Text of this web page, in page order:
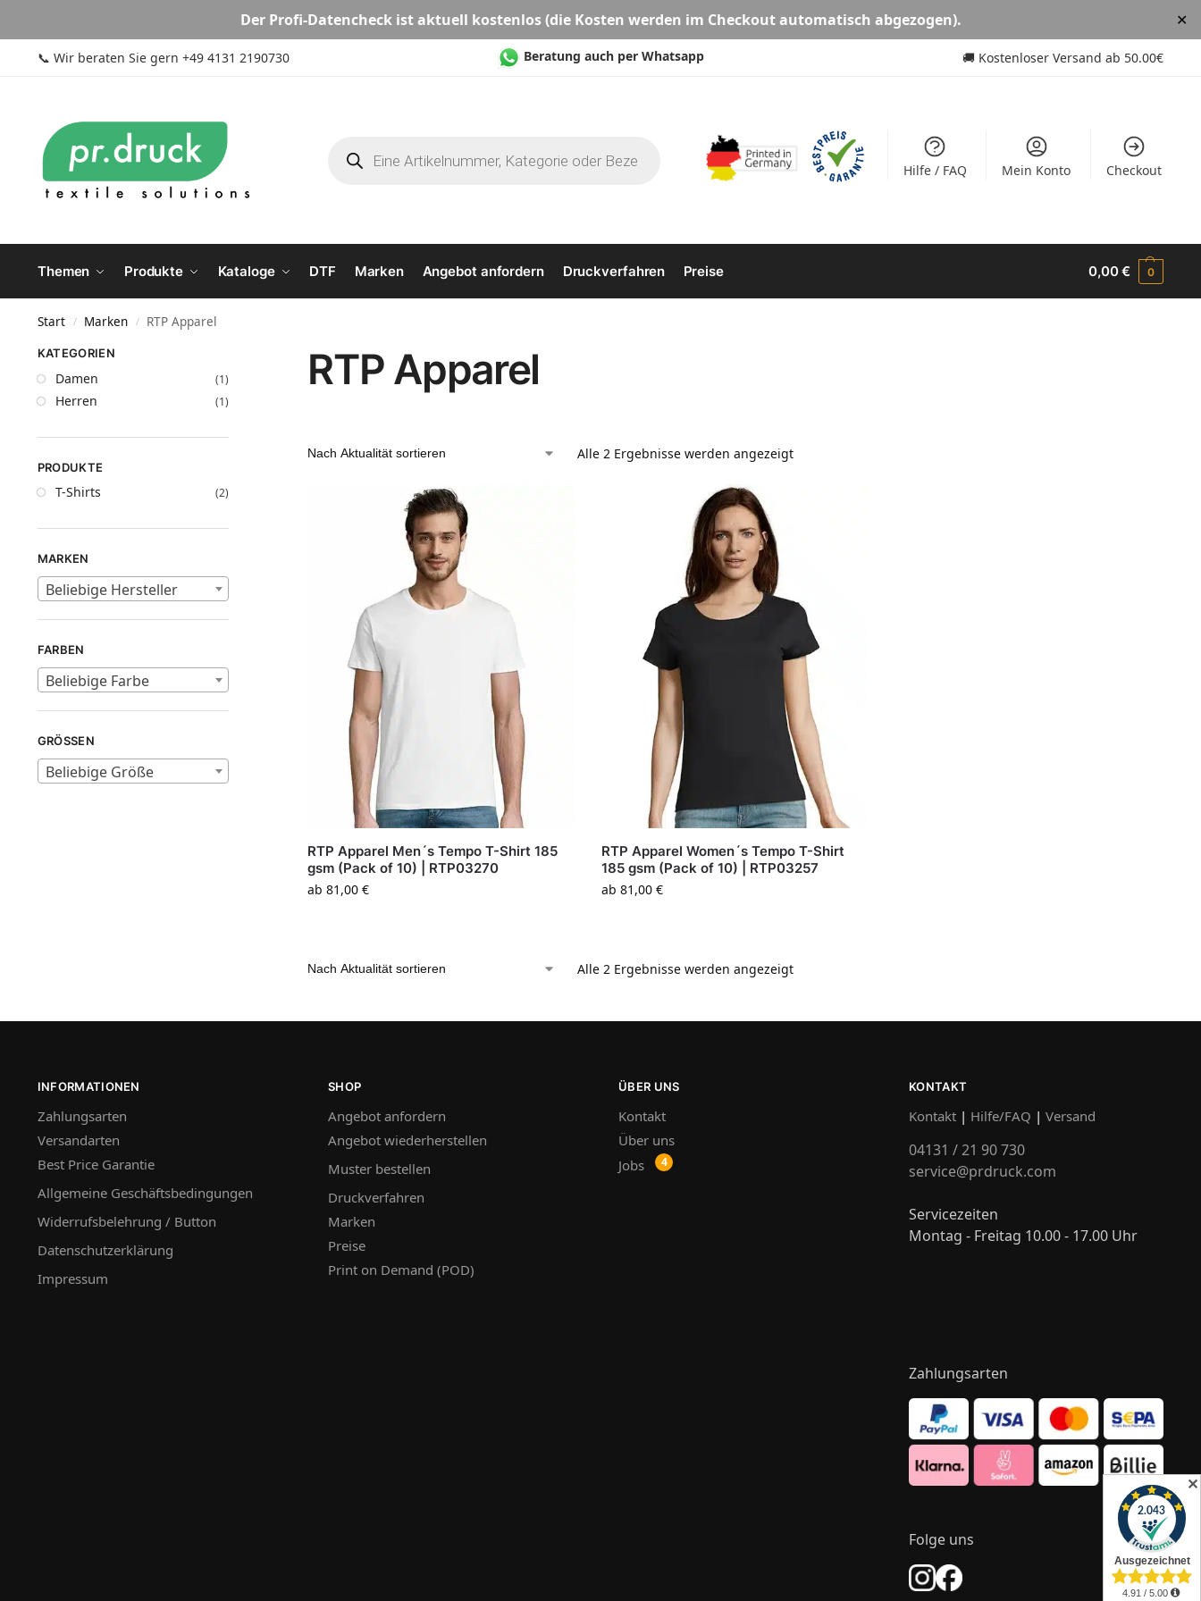
Der Profi-Datencheckist aktuell kostenlos(die Kosten werden im Checkout automatisch abgezogen). ✕
📞 Wir beraten Sie gern +49 4131 2190730 Beratung auch per Whatsapp 🚚 Kostenloser Versand ab 50.00€
Hilfe / FAQ Mein Konto Checkout
Themen Produkte Kataloge DTF Marken Angebot anfordern Druckverfahren Preise 0,00€ 0
Start / Marken / RTP Apparel
RTP Apparel
Alle 2 Ergebnisse werden angezeigt
RTP Apparel Men´s Tempo T-Shirt 185
gsm (Pack of 10) | RTP03270
ab81,00€
RTP Apparel Women´s Tempo T-Shirt
185 gsm (Pack of 10) | RTP03257
ab81,00€
Alle 2 Ergebnisse werden angezeigt
KATEGORIEN
Damen (1)
Herren (1)
PRODUKTE
T-Shirts (2)
MARKEN
Beliebige Hersteller
FARBEN
Beliebige Farbe
GRÖSSEN
Beliebige Größe
INFORMATIONEN
Zahlungsarten
Versandarten
Best Price Garantie
Allgemeine Geschäftsbedingungen
Widerrufsbelehrung / Button
Datenschutzerklärung
Impressum
SHOP
Angebot anfordern
Angebot wiederherstellen
Muster bestellen
Druckverfahren
Marken
Preise
Print on Demand (POD)
ÜBER UNS
Kontakt
Über uns
Jobs
KONTAKT
Kontakt | Hilfe/FAQ |Versand
04131 / 21 90 730
service@prdruck.com
Servicezeiten
Montag - Freitag 10.00 - 17.00 Uhr
Zahlungsarten
Folge uns
✕